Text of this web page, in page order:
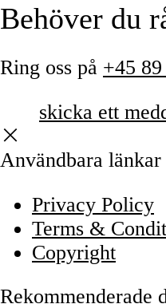
Behöver du
Ring oss på +45
skicka ett
Användbara länkar
Privacy Policy
Terms &
Copyright
Rekommenderade